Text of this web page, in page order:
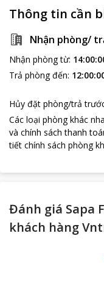
Thông tin cần
Nhận phòng/
Nhận phòng từ:
Trả phòng đến:
Hủy đặt phòng/trả
Các loại phòng khác
và chính sách thanh
tiết chính sách phòng
Đánh giá Sapa
khách hàng